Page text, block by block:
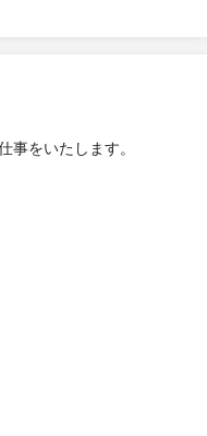
事をいたします。